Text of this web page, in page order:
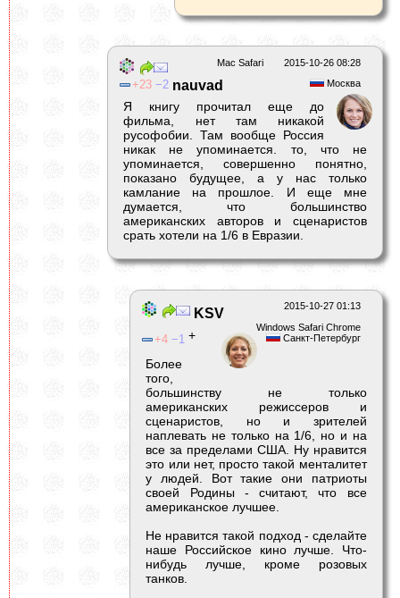
2015-10-26 08:28
Mac Safari
Москва
23 2 nauvad
Я книгу прочитал еще до
фильма, нет там никакой
русофобии. Там вообще Россия
никак не упоминается. то, что не
упоминается, совершенно понятно,
показано будущее, а у нас только
камлание на прошлое. И еще мне
думается, что большинство
американских авторов и сценаристов
срать хотели на 1/6 в Евразии.
2015-10-27 01:13
Windows Safari Chrome
Санкт-Петербург
4 1
KSV
+
Более
того,
большинству не только
американских режиссеров и
сценаристов, но и зрителей
наплевать не только на 1/6, но и на
все за пределами США. Ну нравится
это или нет, просто такой менталитет
у людей. Вот такие они патриоты
своей Родины - считают, что все
американское лучшее.
Не нравится такой подход - сделайте
наше Российское кино лучше. Что-
нибудь лучше, кроме розовых
танков.